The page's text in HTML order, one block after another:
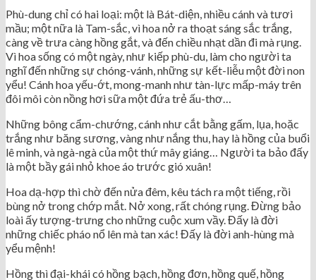
Phù-dung chỉ có hai loại: một là Bát-diện, nhiều cánh và tươi
mầu; một nữa là Tam-sắc, vì hoa nở ra thoạt sáng sắc trắng,
càng về trưa càng hồng gắt, và đến chiều nhạt dần đi mà rụng.
Vì hoa sống có một ngày, như kiếp phù-du, làm cho người ta
nghĩ đến những sự chóng-vánh, những sự kết-liễu một đời non
yểu! Cánh hoa yếu-ớt, mong-manh như tàn-lực mấp-máy trên
đôi môi còn nồng hơi sữa một đứa trẻ ấu-thơ…
Những bông cẩm-chướng, cánh như cắt bằng gấm, lụa, hoặc
trắng như băng sương, vàng như nắng thu, hay là hồng của buổi
lê minh, và ngà-ngà của một thứ mây giáng… Người ta bảo đấy
là một bầy gái nhỏ khoe áo trước gió xuân!
Hoa dạ-hợp thì chờ đến nửa đêm, kêu tách ra một tiếng, rồi
bùng nở trong chớp mắt. Nở xong, rất chóng rụng. Đừng bảo
loài ấy tượng-trưng cho những cuộc xum vầy. Đấy là đời
những chiếc pháo nổ lên mà tan xác! Đấy là đời anh-hùng mà
yểu mệnh!
Hồng thì đại-khái có hồng bạch, hồng đơn, hồng quế, hồng